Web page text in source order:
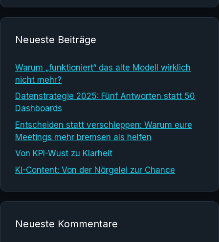
Neueste Beiträge
Warum „funktioniert“ das alte Modell wirklich
nicht mehr?
Datenstrategie 2025: Fünf Antworten statt 50
Dashboards
Entscheiden statt verschleppen: Warum eure
Meetings mehr bremsen als helfen
Von KPI-Wust zu Klarheit
KI-Content: Von der Nörgelei zur Chance
Neueste Kommentare